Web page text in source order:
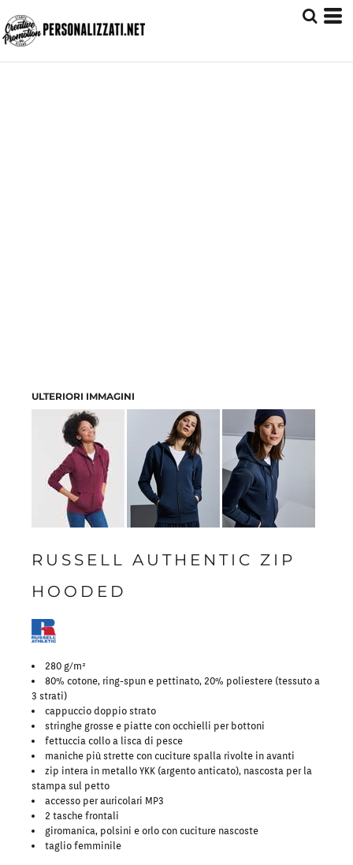
ULTERIORI IMMAGINI
RUSSELL AUTHENTIC ZIP
HOODED
280 g/m²
80% cotone, ring-spun e pettinato, 20% poliestere (tessuto a
3 strati)
cappuccio doppio strato
stringhe grosse e piatte con occhielli per bottoni
fettuccia collo a lisca di pesce
maniche più strette con cuciture spalla rivolte in avanti
zip intera in metallo YKK (argento anticato), nascosta per la
stampa sul petto
accesso per auricolari MP3
2 tasche frontali
giromanica, polsini e orlo con cuciture nascoste
taglio femminile